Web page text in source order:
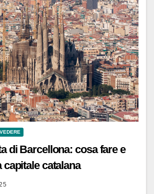
di Barcellona: cosa fare e
capitale catalana